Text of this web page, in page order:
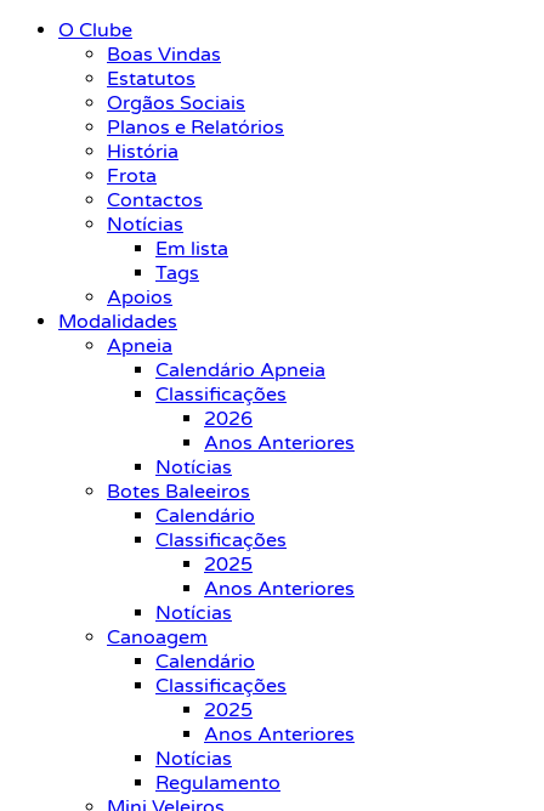
O Clube
Boas Vindas
Estatutos
Orgãos Sociais
Planos e Relatórios
História
Frota
Contactos
Notícias
Em lista
Tags
Apoios
Modalidades
Apneia
Calendário Apneia
Classificações
2026
Anos Anteriores
Notícias
Botes Baleeiros
Calendário
Classificações
2025
Anos Anteriores
Notícias
Canoagem
Calendário
Classificações
2025
Anos Anteriores
Notícias
Regulamento